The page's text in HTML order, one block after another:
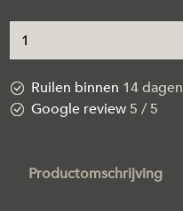
Ruilen binnen 14 dagen
Google review5 / 5
Productomschrijving